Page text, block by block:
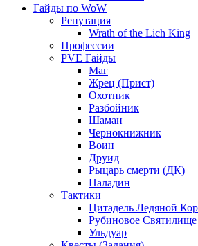
Гайды по WoW
Репутация
Wrath of the Lich King
Профессии
PVE Гайды
Маг
Жрец (Прист)
Охотник
Разбойник
Шаман
Чернокнижник
Воин
Друид
Рыцарь смерти (ДК)
Паладин
Тактики
Цитадель Ледяной
Рубиновое
Ульдуар